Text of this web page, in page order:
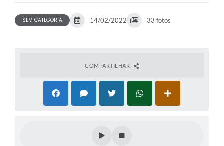
SEM CATEGORIA 14/02/2022 33 fotos
COMPARTILHAR